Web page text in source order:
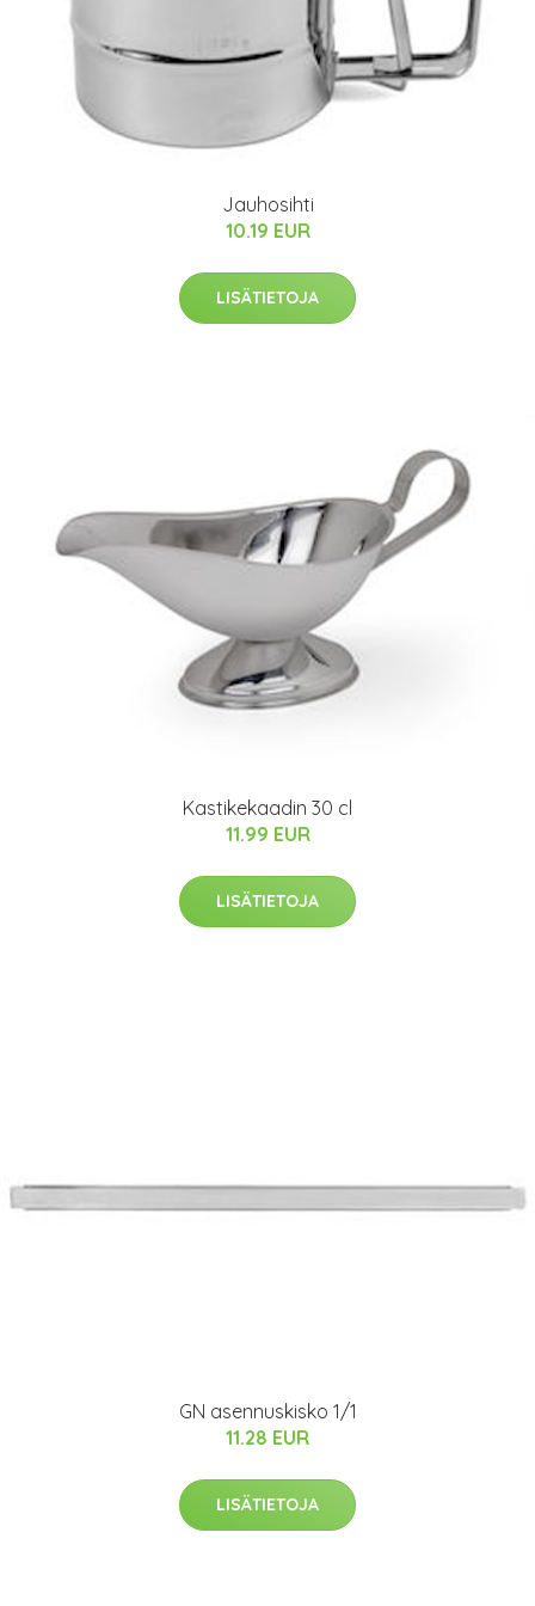
Jauhosihti
10.19 EUR
LISÄTIETOJA
Kastikekaadin 30 cl
11.99 EUR
LISÄTIETOJA
GN asennuskisko 1/1
11.28 EUR
LISÄTIETOJA